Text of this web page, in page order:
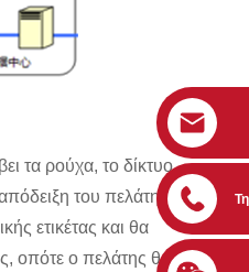
τα ρούχα, το δίκτυο
του πελάτη με τις
ετικέτας και θα
οπότε ο πελάτης θα